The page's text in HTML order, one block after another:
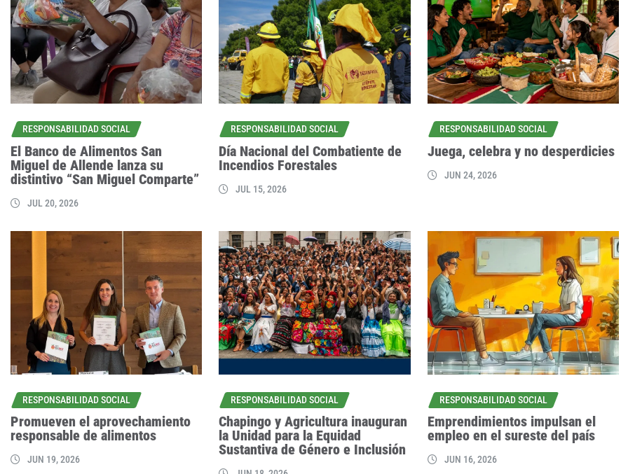
RESPONSABILIDAD SOCIAL
El Banco de Alimentos San
Miguel de Allende lanza su
distintivo “San Miguel Comparte”
JUL 20, 2026
RESPONSABILIDAD SOCIAL
Día Nacional del Combatiente de
Incendios Forestales
JUL 15, 2026
RESPONSABILIDAD SOCIAL
Juega, celebra y no desperdicies
JUN 24, 2026
RESPONSABILIDAD SOCIAL
Promueven el aprovechamiento
responsable de alimentos
JUN 19, 2026
RESPONSABILIDAD SOCIAL
Chapingo y Agricultura inauguran
la Unidad para la Equidad
Sustantiva de Género e Inclusión
RESPONSABILIDAD SOCIAL
Emprendimientos impulsan el
empleo en el sureste del país
JUN 16, 2026